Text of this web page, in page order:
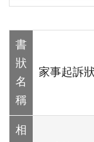
書
狀
名
稱
家事起訴
相